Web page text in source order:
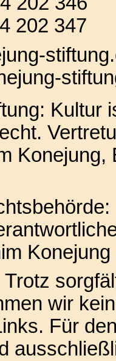
202 347
Kultur
Konejung,
wir
Für